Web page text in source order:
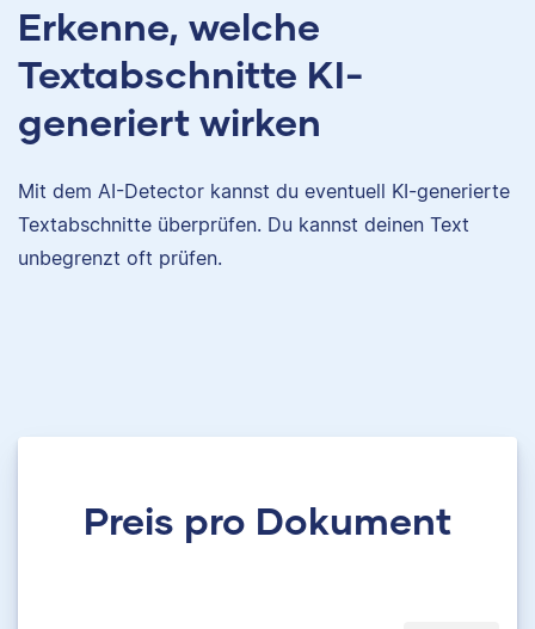
Erkenne, welche
Textabschnitte KI-
generiert wirken
Mit dem AI-Detector kannst du eventuell KI-generierte
Textabschnitte überprüfen. Du kannst deinen Text
unbegrenzt oft prüfen.
Preis pro Dokument